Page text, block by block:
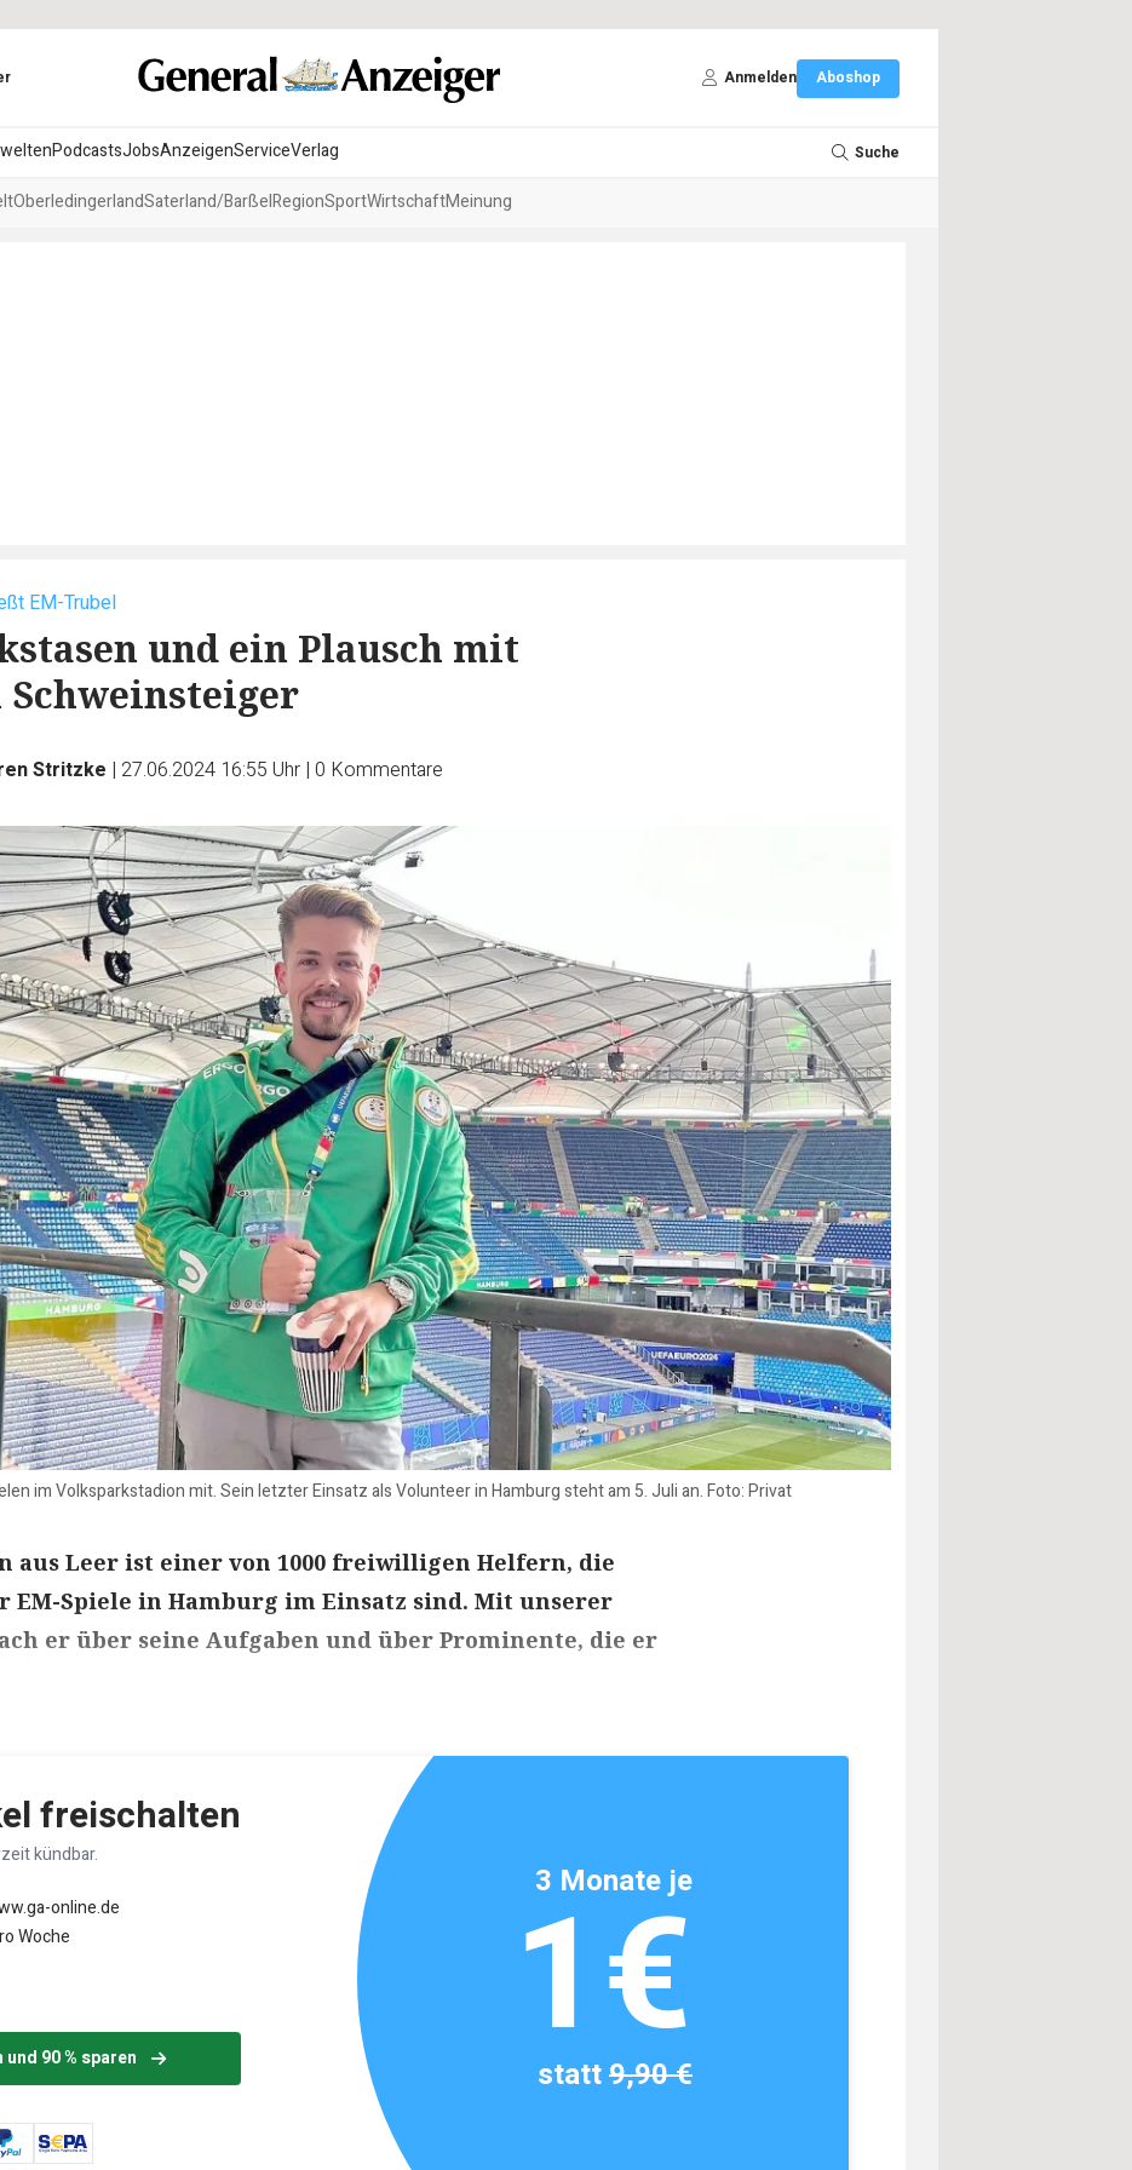
Anmelden Aboshop
PodcastsJobsAnzeigenServiceVerlag Suche
OberledingerlandSaterland/BarßelRegionSportWirtschaftMeinung
EM-Trubel
und ein Plausch mit
Schweinsteiger
Stritzke | 27.06.2024 16:55 Uhr | 0 Kommentare
im Volksparkstadion mit. Sein letzter Einsatz als Volunteer in Hamburg steht am 5. Juli an. Foto: Privat
aus Leer ist einer von 1000 freiwilligen Helfern, die
EM-Spiele in Hamburg im Einsatz sind. Mit unserer
er über seine Aufgaben und über Prominente, die er
freischalten
kündbar.
online.de
Woche
90 % sparen
3 Monate je
1€
statt9,90 €